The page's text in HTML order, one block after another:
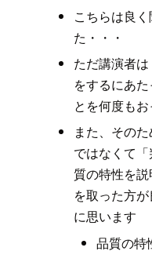
こちらは良
た・・・
ただ講演者
をするにあ
とを何度も
また、その
ではなくて
質の特性を
を取った方
に思います
品質の特